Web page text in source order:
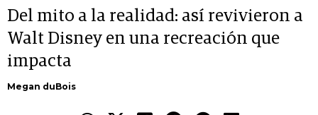
Del mito a la realidad: así revivieron a
Walt Disney en una recreación que
impacta
Megan duBois